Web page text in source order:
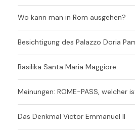
Wo kann man in Rom ausgehen?
Besichtigung des Palazzo Doria
Basilika Santa Maria Maggiore
Meinungen: ROME-PASS, welcher
Das Denkmal Victor Emmanuel II